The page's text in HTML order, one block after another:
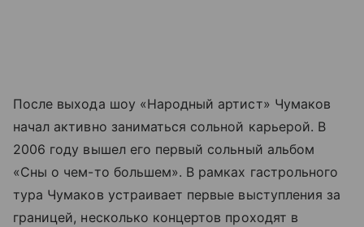
После выхода шоу «Народный артист» Чумаков
начал активно заниматься сольной карьерой. В
2006 году вышел его первый сольный альбом
«Сны о чем-то большем». В рамках гастрольного
тура Чумаков устраивает первые выступления за
границей, несколько концертов проходят в